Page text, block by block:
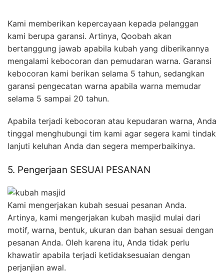
Kami memberikan kepercayaan kepada pelanggan
kami berupa garansi. Artinya, Qoobah akan
bertanggung jawab apabila kubah yang diberikannya
mengalami kebocoran dan pemudaran warna. Garansi
kebocoran kami berikan selama 5 tahun, sedangkan
garansi pengecatan warna apabila warna memudar
selama 5 sampai 20 tahun.
Apabila terjadi kebocoran atau kepudaran warna, Anda
tinggal menghubungi tim kami agar segera kami tindak
lanjuti keluhan Anda dan segera memperbaikinya.
5. Pengerjaan SESUAI PESANAN
Kami mengerjakan kubah sesuai pesanan Anda.
Artinya, kami mengerjakan kubah masjid mulai dari
motif, warna, bentuk, ukuran dan bahan sesuai dengan
pesanan Anda. Oleh karena itu, Anda tidak perlu
khawatir apabila terjadi ketidaksesuaian dengan
perjanjian awal.